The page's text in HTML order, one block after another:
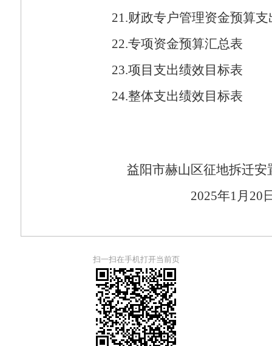
21.财政专户管理资金预算支
22.专项资金预算汇总表
23.项目支出绩效目标表
24.整体支出绩效目标表
益阳市赫山区征地拆迁
2025年1月 20
扫一扫在手机打开当前页